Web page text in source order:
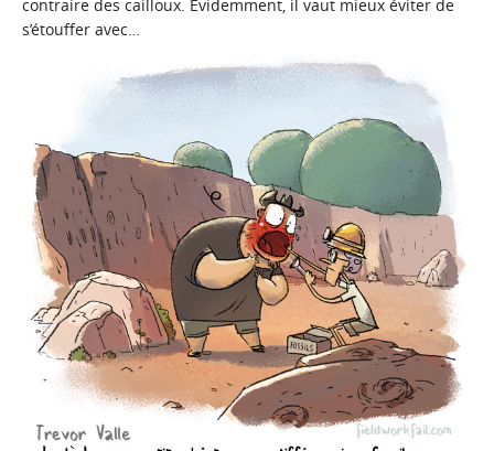
contraire des cailloux. Evidemment, il vaut mieux éviter de
s’étouffer avec…